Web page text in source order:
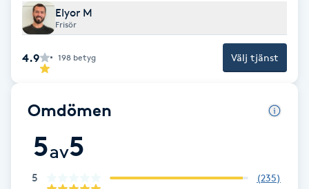
Fettreducering
Fibromassage
Fotmassage
Fotsvamp
Elyor M
Frisör
4.9 198 betyg Välj tjänst
Omdömen
5av5
5 (235)